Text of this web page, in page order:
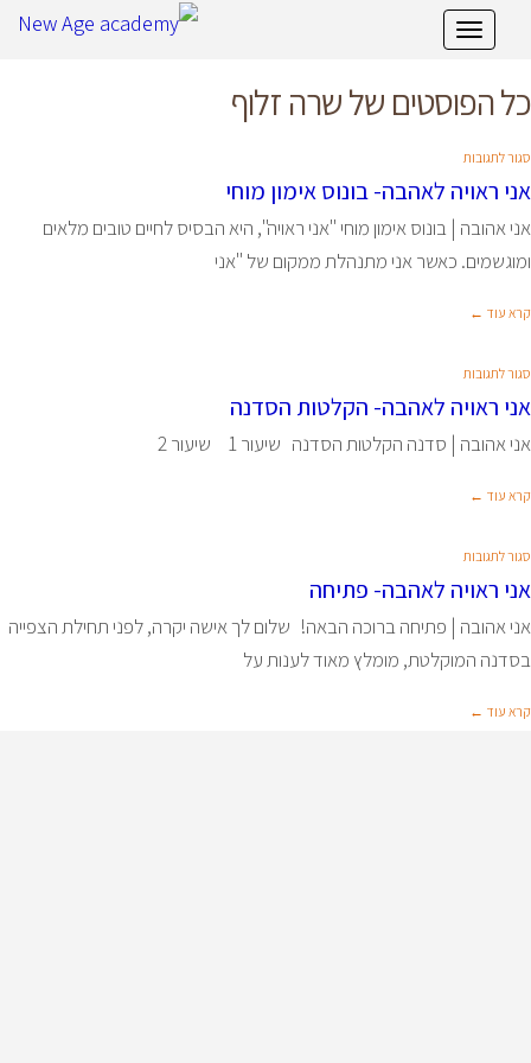
תפריט
כל הפוסטים שלשרה זלוף
סגור לתגובות
אני ראויה לאהבה- בונוס אימון מוחי
אני אהובה | בונוס אימון מוחי "אני ראויה", היא הבסיס לחיים טובים מלאים
ומוגשמים. כאשר אני מתנהלת ממקום של "אני
קרא עוד ←
סגור לתגובות
אני ראויה לאהבה- הקלטות הסדנה
אני אהובה | סדנה הקלטות הסדנה שיעור 1 שיעור 2
קרא עוד ←
סגור לתגובות
אני ראויה לאהבה- פתיחה
אני אהובה | פתיחה ברוכה הבאה! שלום לך אישה יקרה, לפני תחילת הצפייה
בסדנה המוקלטת, מומלץ מאוד לענות על
קרא עוד ←